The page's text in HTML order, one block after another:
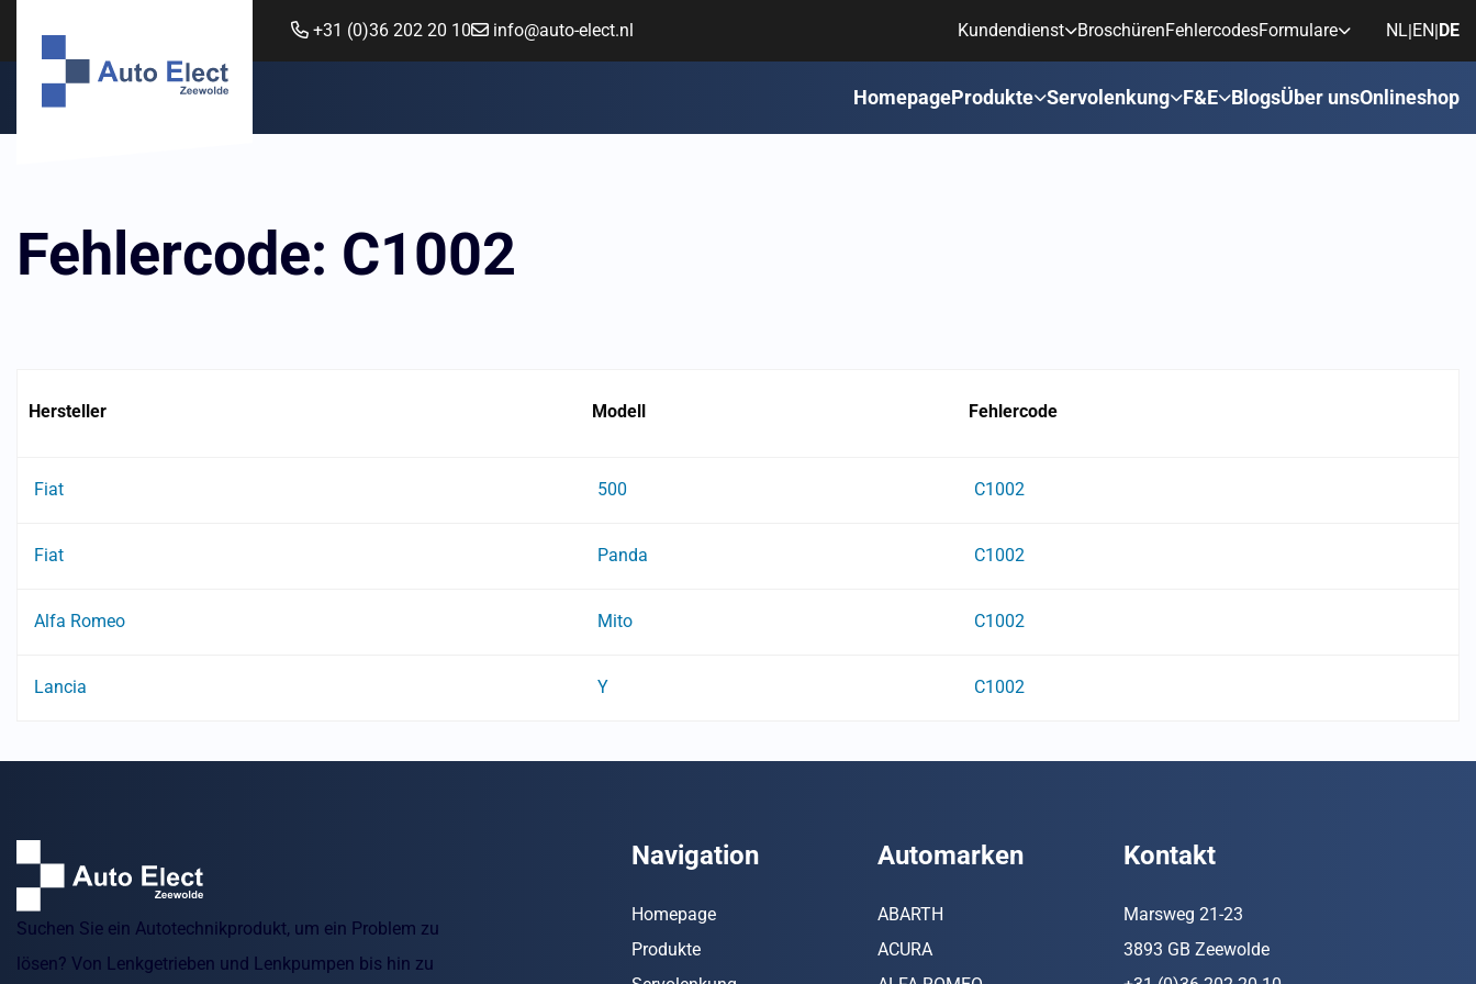
+31 (0)36 202 20 10 info@auto-elect.nl Kundendienst BroschürenFehlercodesFormulare NL|EN|DE
HomepageProdukte Servolenkung F&E BlogsÜber unsOnlineshop
Fehlercode: C1002
Hersteller Modell Fehlercode
Fiat 500 C1002
Fiat Panda C1002
Alfa Romeo Mito C1002
Lancia Y C1002
Suchen Sie ein Autotechnikprodukt, um ein Problem zu
lösen? Von Lenkgetrieben und Lenkpumpen bis hin zu
Navigation
Homepage
Produkte
Automarken
ABARTH
ACURA
Kontakt
Marsweg 21-23
3893 GB Zeewolde